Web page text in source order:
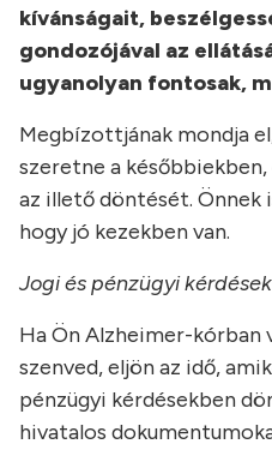
kívánságait,
gondozójával az
ugyanolyan fontosak,
Megbízottjának mondja
szeretne a
az illető döntését. Önnek
hogy jó kezekben van.
Jogi és pénzügyi kérdések
Ha Ön Alzheimer-kórban
szenved, eljön az idő,
pénzügyi kérdésekben
hivatalos